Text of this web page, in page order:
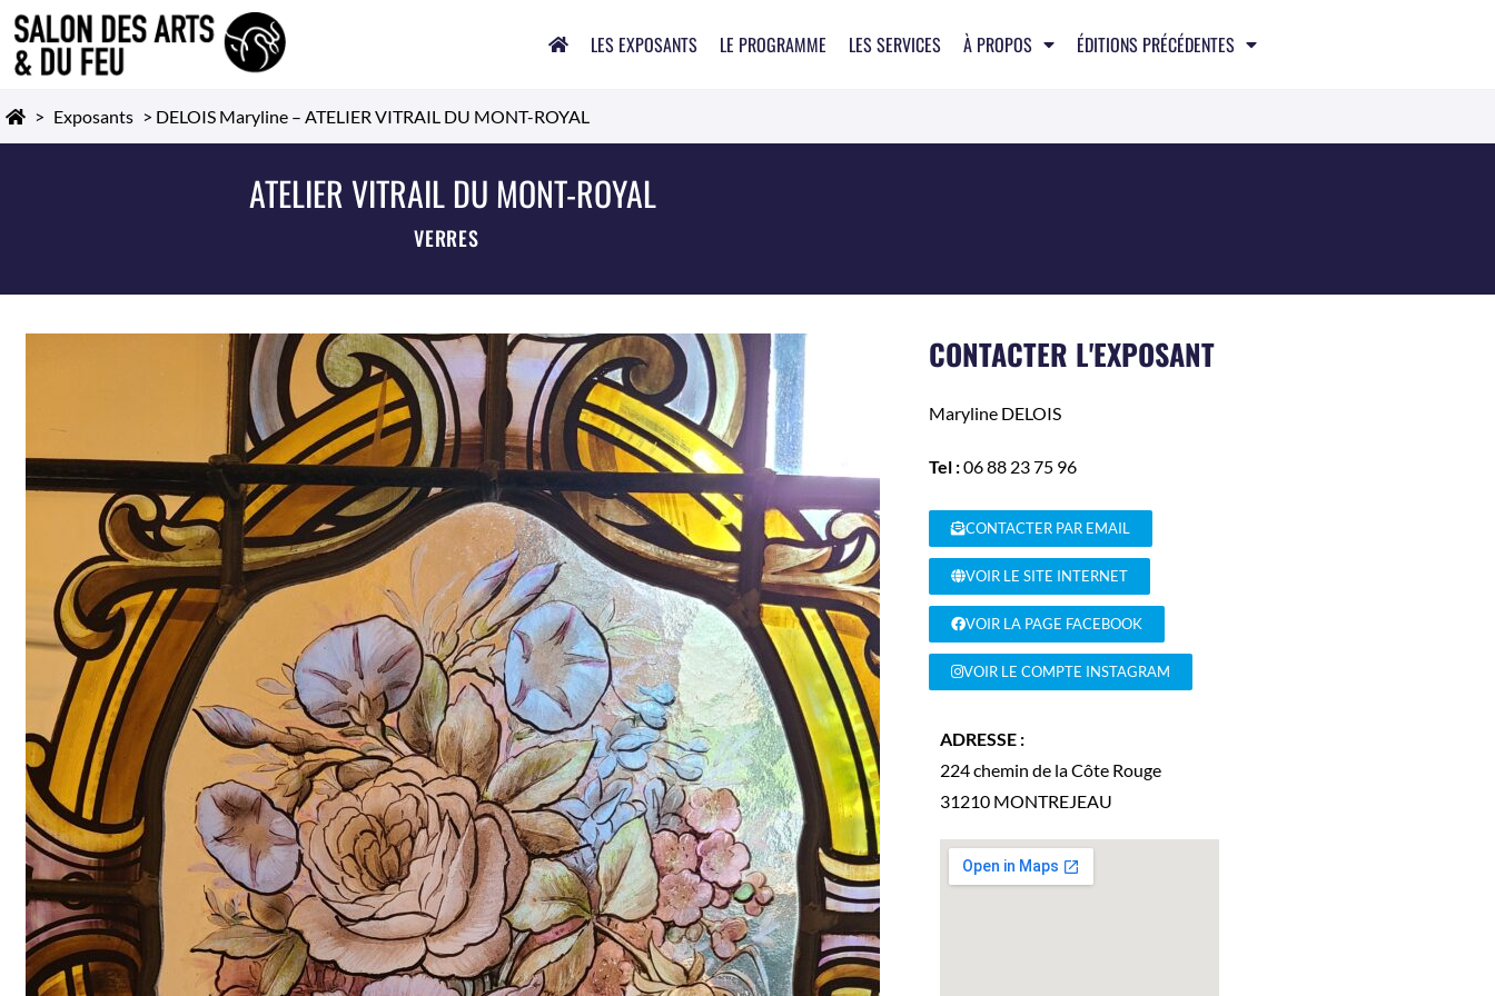
LES EXPOSANTS LE PROGRAMME LES SERVICES À PROPOS ÉDITIONS PRÉCÉDENTES
> Exposants > DELOIS Maryline – ATELIER VITRAIL DU MONT-ROYAL
ATELIER VITRAIL DU MONT-ROYAL
VERRES
CONTACTER L'EXPOSANT
MarylineDELOIS
Tel :06 88 23 75 96
CONTACTER PAR EMAIL
VOIR LE SITE INTERNET
VOIR LA PAGE FACEBOOK
VOIR LE COMPTE INSTAGRAM
ADRESSE :
224 chemin de la Côte Rouge
31210 MONTREJEAU